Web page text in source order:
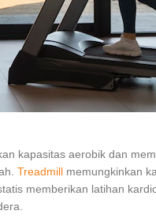
kapasitas aerobik dan
Treadmill memungkinkan
memberikan latihan